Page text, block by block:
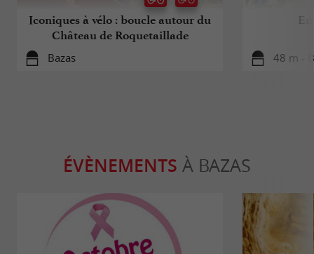
Iconiques à vélo : boucle autour du
Château de Roquetaillade
Bazas 48 m -
ÉVÈNEMENTS À BAZAS